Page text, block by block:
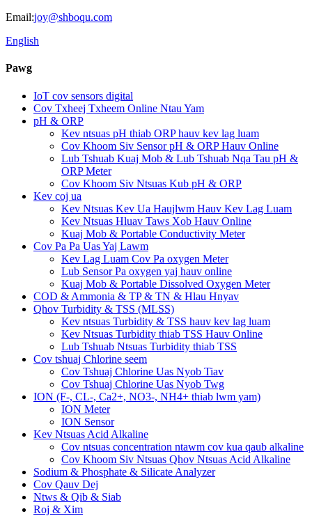
Email:joy@shboqu.com
English
Pawg
IoT cov sensors digital
Cov Txheej Txheem Online Ntau Yam
pH & ORP
Kev ntsuas pH thiab ORP hauv kev lag luam
Cov Khoom Siv Sensor pH & ORP Hauv Online
Lub Tshuab Kuaj Mob & Lub Tshuab Nqa Tau pH &
ORP Meter
Cov Khoom Siv Ntsuas Kub pH & ORP
Kev coj ua
Kev Ntsuas Kev Ua Haujlwm Hauv Kev Lag Luam
Kev Ntsuas Hluav Taws Xob Hauv Online
Kuaj Mob & Portable Conductivity Meter
Cov Pa Pa Uas Yaj Lawm
Kev Lag Luam Cov Pa oxygen Meter
Lub Sensor Pa oxygen yaj hauv online
Kuaj Mob & Portable Dissolved Oxygen Meter
COD & Ammonia & TP & TN & Hlau Hnyav
Qhov Turbidity & TSS (MLSS)
Kev ntsuas Turbidity & TSS hauv kev lag luam
Kev Ntsuas Turbidity thiab TSS Hauv Online
Lub Tshuab Ntsuas Turbidity thiab TSS
Cov tshuaj Chlorine seem
Cov Tshuaj Chlorine Uas Nyob Tiav
Cov Tshuaj Chlorine Uas Nyob Twg
ION (F-, CL-, Ca2+, NO3-, NH4+ thiab lwm yam)
ION Meter
ION Sensor
Kev Ntsuas Acid Alkaline
Cov ntsuas concentration ntawm cov kua qaub alkaline
Cov Khoom Siv Ntsuas Qhov Ntsuas Acid Alkaline
Sodium & Phosphate & Silicate Analyzer
Cov Qauv Dej
Ntws & Qib & Siab
Roj & Xim